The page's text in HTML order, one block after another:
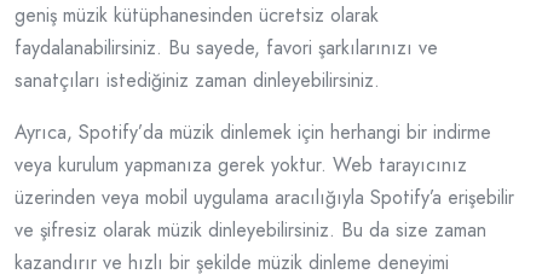
geniş müzik kütüphanesinden ücretsiz olarak
faydalanabilirsiniz. Bu sayede, favori şarkılarınızı ve
sanatçıları istediğiniz zaman dinleyebilirsiniz.
Ayrıca, Spotify’da müzik dinlemek için herhangi bir indirme
veya kurulum yapmanıza gerek yoktur. Web tarayıcınız
üzerinden veya mobil uygulama aracılığıyla Spotify’a erişebilir
ve şifresiz olarak müzik dinleyebilirsiniz. Bu da size zaman
kazandırır ve hızlı bir şekilde müzik dinleme deneyimi